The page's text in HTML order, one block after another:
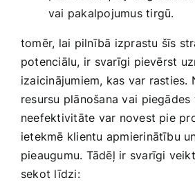
vai pakalpojumus tirgū.
tomēr, lai pilnībā izprastu šīs
potenciālu, ir svarīgi pievērst
izaicinājumiem,‍ kas var‌ rasties.
resursu plānošana vai ⁣piegādes
neefektivitāte var novest pie
ietekmē klientu apmierinātību‌
pieaugumu. ‍Tādēļ ir svarīgi
sekot līdzi: